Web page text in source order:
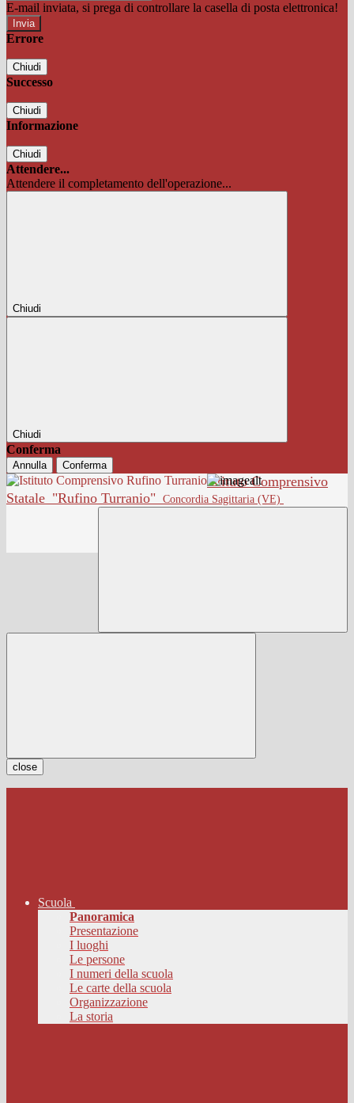
E-mail inviata, si prega di controllare la casella di posta elettronica!
Errore
Chiudi
Successo
Chiudi
Informazione
Chiudi
Attendere...
Attendere il completamento dell'operazione...
Chiudi
Chiudi
Conferma
Annulla Conferma
Istituto Comprensivo
Statale "Rufino Turranio" Concordia Sagittaria (VE)
close
Scuola
Panoramica
Presentazione
I luoghi
Le persone
I numeri della scuola
Le carte della scuola
Organizzazione
La storia